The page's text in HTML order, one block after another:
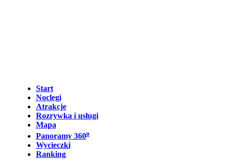
Start
Noclegi
Atrakcje
Rozrywka i usługi
Mapa
Panoramy 360o
Wycieczki
Ranking